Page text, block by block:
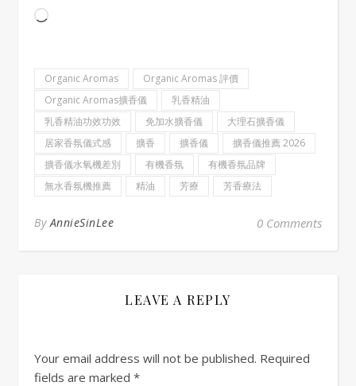
Loading…
Organic Aromas
Organic Aromas 評價
Organic Aromas擴香儀
乳香精油
乳香精油功效功效
免加水擴香儀
大理石擴香儀
居家香氛儀式感
擴香 擴香儀
擴香儀推薦 2026
擴香儀水氧機差別
有機香氛
有機香氛品牌
無水香氛機推薦
精油 芳療 芳香療法
ByAnnieSinLee 0 Comments
LEAVE A REPLY
Your email address will not be published. Required
fields are marked *